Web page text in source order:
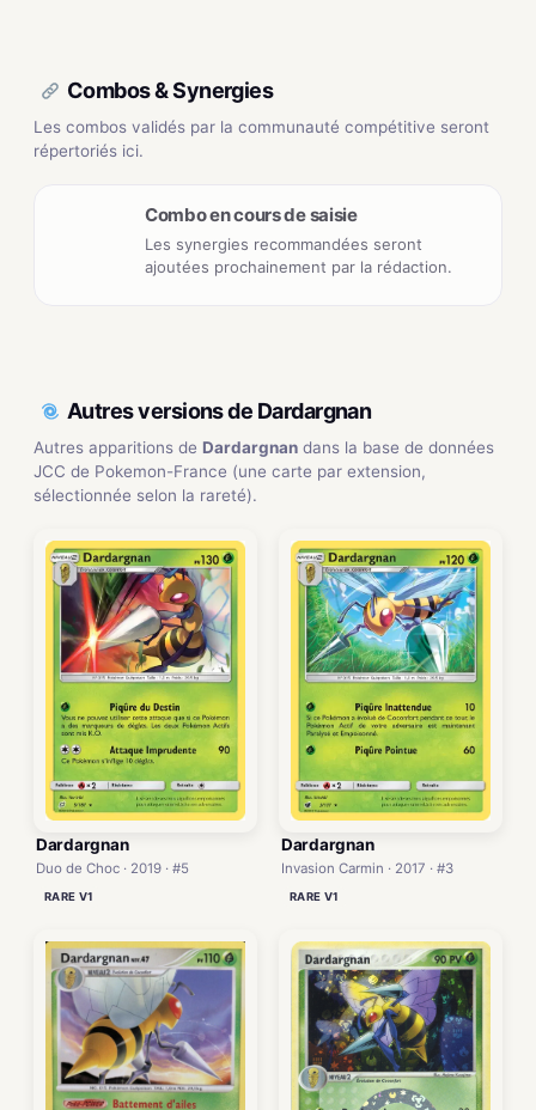
Combos & Synergies
Les combos validés par la communauté compétitive seront
répertoriés ici.
Combo en cours de saisie
Les synergies recommandées seront
ajoutées prochainement par la rédaction.
Autres versions de Dardargnan
Autres apparitions de Dardargnan dans la base de données
JCC de Pokemon-France (une carte par extension,
sélectionnée selon la rareté).
Dardargnan
Duo de Choc · 2019 · #5
RARE V1
Dardargnan
Invasion Carmin · 2017 · #3
RARE V1